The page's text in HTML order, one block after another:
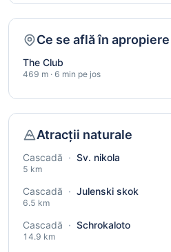
Ce se află în apropiere
The Club
469 m · 6 min pe jos
Atracții naturale
Cascadă · Sv. nikola
5 km
Cascadă · Julenski skok
6.5 km
Cascadă · Schrokaloto
14.9 km